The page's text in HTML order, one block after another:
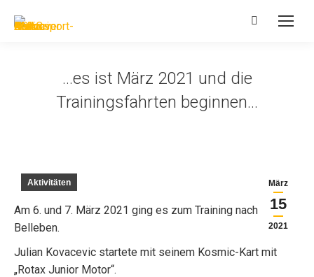
Search:
…es ist März 2021 und die
Trainingsfahrten beginnen…
März
15
2021
Aktivitäten
Am 6. und 7. März 2021 ging es zum Training nach
Belleben.
Julian Kovacevic startete mit seinem Kosmic-Kart mit
„Rotax Junior Motor“.